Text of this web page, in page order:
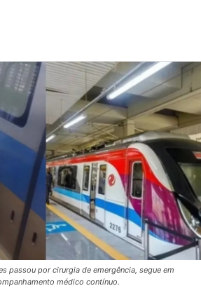
passou por cirurgia de emergência, segue em
médico contínuo.